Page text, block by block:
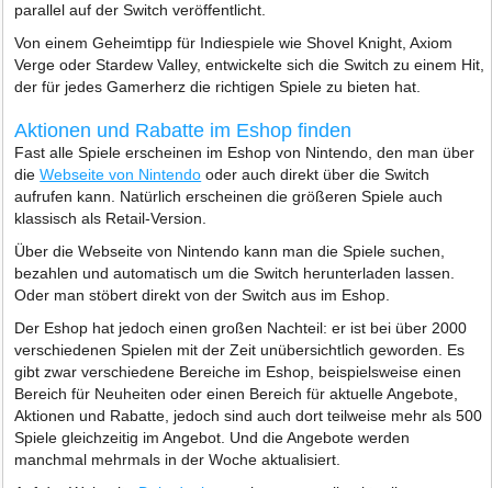
parallel auf der Switch veröffentlicht.
Von einem Geheimtipp für Indiespiele wie Shovel Knight, Axiom
Verge oder Stardew Valley, entwickelte sich die Switch zu einem Hit,
der für jedes Gamerherz die richtigen Spiele zu bieten hat.
Aktionen und Rabatte im Eshop finden
Fast alle Spiele erscheinen im Eshop von Nintendo, den man über
dieWebseite von Nintendo oder auch direkt über die Switch
aufrufen kann. Natürlich erscheinen die größeren Spiele auch
klassisch als Retail-Version.
Über die Webseite von Nintendo kann man die Spiele suchen,
bezahlen und automatisch um die Switch herunterladen lassen.
Oder man stöbert direkt von der Switch aus im Eshop.
Der Eshop hat jedoch einen großen Nachteil: er ist bei über 2000
verschiedenen Spielen mit der Zeit unübersichtlich geworden. Es
gibt zwar verschiedene Bereiche im Eshop, beispielsweise einen
Bereich für Neuheiten oder einen Bereich für aktuelle Angebote,
Aktionen und Rabatte, jedoch sind auch dort teilweise mehr als 500
Spiele gleichzeitig im Angebot. Und die Angebote werden
manchmal mehrmals in der Woche aktualisiert.